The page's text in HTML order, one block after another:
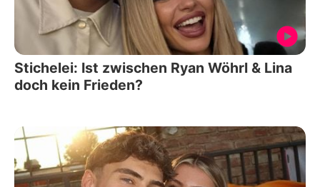
Stichelei: Ist zwischen Ryan Wöhrl & Lina
doch kein Frieden?